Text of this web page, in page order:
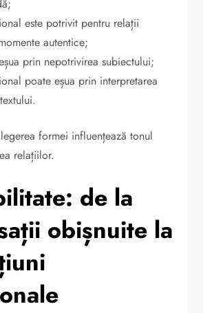
este potrivit pentru relații
autentice;
prin nepotrivirea subiectului;
poate eșua prin interpretarea
formei influențează tonul
relațiilor.
de la
obișnuite la